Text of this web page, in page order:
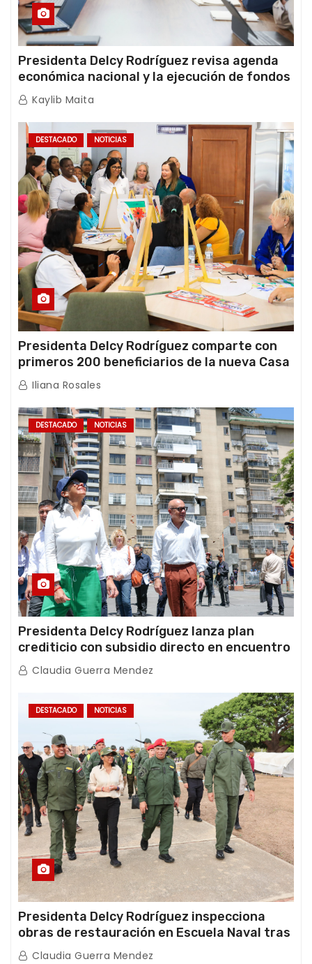
Presidenta Delcy Rodríguez revisa agenda
económica nacional y la ejecución de fondos
de emergencia post-sismos
Kaylib Maita
DESTACADO NOTICIAS
Presidenta Delcy Rodríguez comparte con
primeros 200 beneficiarios de la nueva Casa
de los Abuelos “La Primavera” en Caracas
Iliana Rosales
DESTACADO NOTICIAS
Presidenta Delcy Rodríguez lanza plan
crediticio con subsidio directo en encuentro
con Juntas de Condominio
Claudia Guerra Mendez
DESTACADO NOTICIAS
Presidenta Delcy Rodríguez inspecciona
obras de restauración en Escuela Naval tras
afectaciones sísmicas en La Guaira
Claudia Guerra Mendez